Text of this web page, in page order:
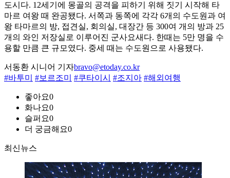
도시다. 12세기에 몽골의 공격을 피하기 위해 짓기 시작해 타
마르 여왕 때 완공됐다. 서쪽과 동쪽에 각각 6개의 수도원과 여
왕 타마르의 방, 접견실, 회의실, 대장간 등 300여 개의 방과 25
개의 와인 저장실로 이루어진 군사요새다. 한때는 5만 명을 수
용할 만큼 큰 규모였다. 중세 때는 수도원으로 사용됐다.
서동환 시니어 기자bravo@etoday.co.kr
#바투미
#보르조미 #쿠타이시 #조지아 #해외여행
좋아요0
화나요0
슬퍼요0
더 궁금해요0
최신뉴스